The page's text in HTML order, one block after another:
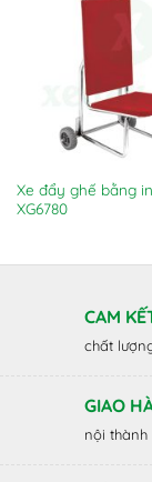
Xe đẩy ghế bằng
XG6780
CAM
chất
GIAO
nội thành